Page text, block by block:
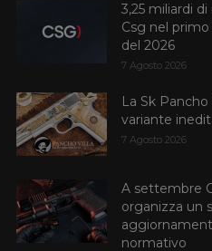
3,25 miliardi
Csg nel
del 2026
7 Agosto 2026
La Sk Pancho
variante
7 Agosto 2026
A settembre
organizza un
normativo